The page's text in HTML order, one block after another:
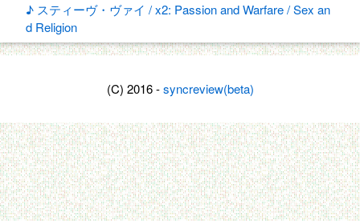
♪ スティーヴ・ヴァイ / x2: Passion and Warfare / Sex an
d Religion
(C) 2016 -syncreview(beta)